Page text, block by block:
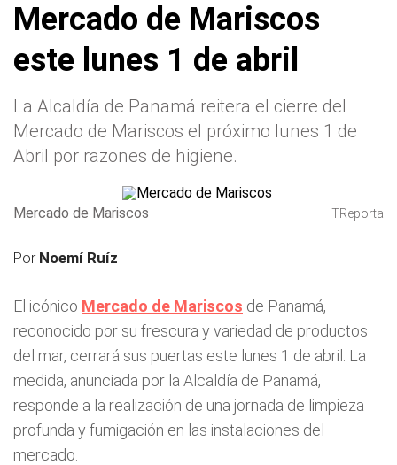
Mercado de Mariscos
este lunes 1 de abril
La Alcaldía de Panamá reitera el cierre del
Mercado de Mariscos el próximo lunes 1 de
Abril por razones de higiene.
Mercado de Mariscos TReporta
Por Noemí Ruíz
El icónico Mercado de Mariscos de Panamá,
reconocido por su frescura y variedad de productos
del mar, cerrará sus puertas este lunes 1 de abril. La
medida, anunciada por la Alcaldía de Panamá,
responde a la realización de una jornada de limpieza
profunda y fumigación en las instalaciones del
mercado.